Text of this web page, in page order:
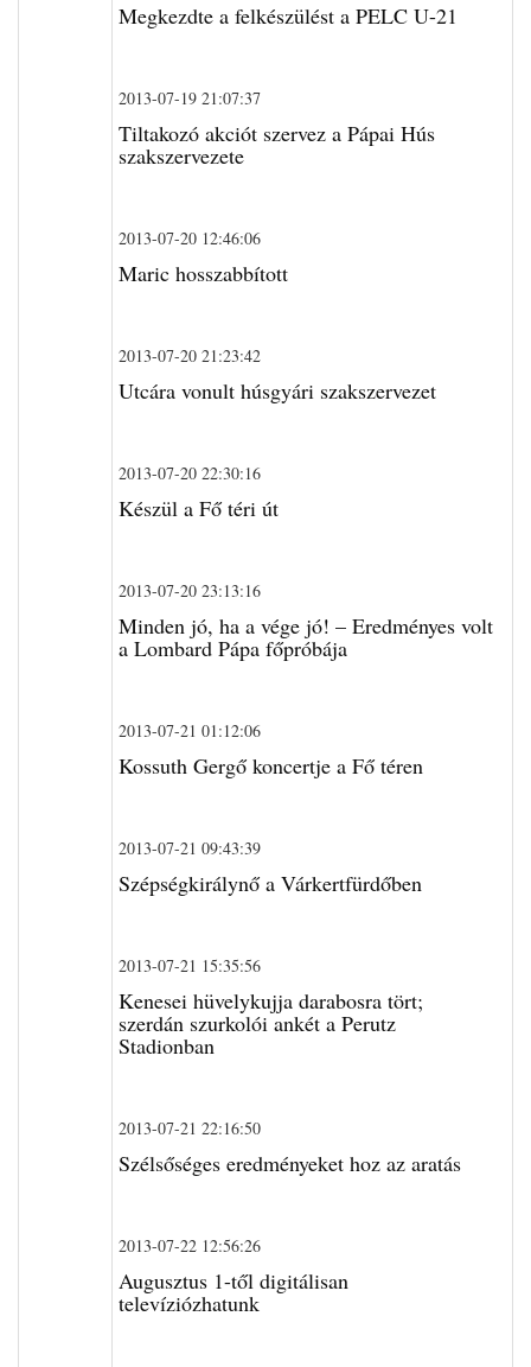
Megkezdte a felkészülést a PELC U-21
2013-07-19 21:07:37
Tiltakozó akciót szervez a Pápai Hús
szakszervezete
2013-07-20 12:46:06
Maric hosszabbított
2013-07-20 21:23:42
Utcára vonult húsgyári szakszervezet
2013-07-20 22:30:16
Készül a Fő téri út
2013-07-20 23:13:16
Minden jó, ha a vége jó! – Eredményes volt
a Lombard Pápa főpróbája
2013-07-21 01:12:06
Kossuth Gergő koncertje a Fő téren
2013-07-21 09:43:39
Szépségkirálynő a Várkertfürdőben
2013-07-21 15:35:56
Kenesei hüvelykujja darabosra tört;
szerdán szurkolói ankét a Perutz
Stadionban
2013-07-21 22:16:50
Szélsőséges eredményeket hoz az aratás
2013-07-22 12:56:26
Augusztus 1-től digitálisan
televíziózhatunk